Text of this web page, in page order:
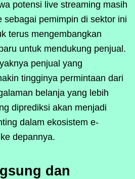
potensi live streaming masih
sebagai pemimpin di sektor ini
terus mengembangkan
untuk mendukung penjual.
penjual yang
tingginya permintaan dari
belanja yang lebih
diprediksi akan menjadi
dalam ekosistem e-
depannya.
dan